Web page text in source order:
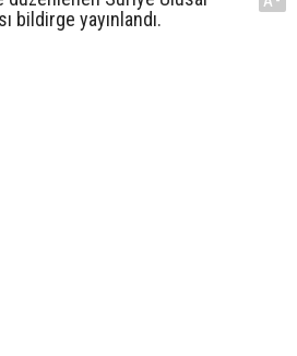
bildirge yayınlandı.